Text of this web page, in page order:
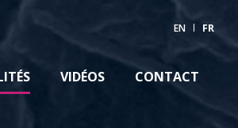
EN FR
VIDÉOS CONTACT